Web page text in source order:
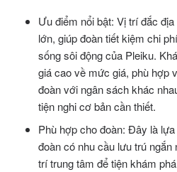
Ưu điểm nổi bật: Vị trí đắc
lớn, giúp đoàn tiết kiệm chi
sống sôi động của Pleiku.
giá cao về mức giá, phù hợp
đoàn với ngân sách khác
tiện nghi cơ bản cần thiết.
Phù hợp cho đoàn: Đây là
đoàn có nhu cầu lưu trú
trí trung tâm để tiện khám